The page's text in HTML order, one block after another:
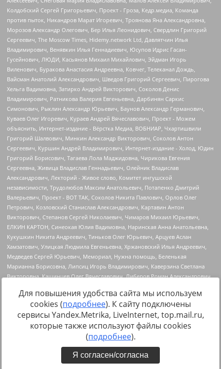
Источник:https://minjust.gov.ru/uploaded/files/reestr-
inostrannyih-agentov-22-03-2024.pdfданные на22.03.2024
Для повышения удобства сайта мы используем
cookies (подробнее). К сайту подключены
сервисы Yandex.Metrika, LiveInternet, top.mail.ru,
которые также используют файлы cookies
(подробнее).
Я согласен/согласна